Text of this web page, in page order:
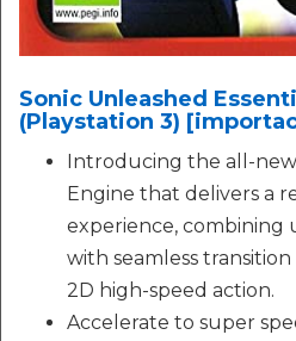
Sonic Unleashed
(Playstation 3)
Introducing the all-
Engine that delivers a
experience, combining
with seamless
2D high-speed action.
Accelerate to super